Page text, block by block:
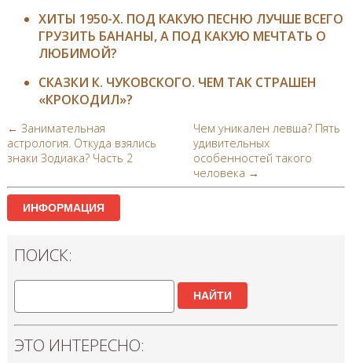
ХИТЫ 1950-Х. ПОД КАКУЮ ПЕСНЮ ЛУЧШЕ ВСЕГО
ГРУЗИТЬ БАНАНЫ, А ПОД КАКУЮ МЕЧТАТЬ О
ЛЮБИМОЙ?
СКАЗКИ К. ЧУКОВСКОГО. ЧЕМ ТАК СТРАШЕН
«КРОКОДИЛ»?
← Занимательная
астрология. Откуда взялись
знаки Зодиака? Часть 2
Чем уникален левша? Пять
удивительных
особенностей такого
человека →
ИНФОРМАЦИЯ
ПОИСК:
НАЙТИ
ЭТО ИНТЕРЕСНО: